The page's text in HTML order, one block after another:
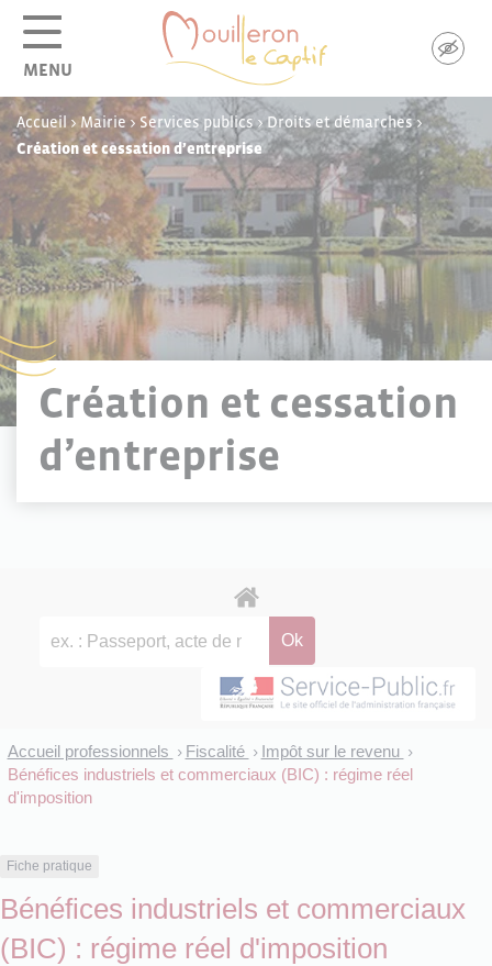
MENU
Accueil >Mairie> Services publics>Droits et démarches>
Création et cessation d’entreprise
Création et cessation
d’entreprise
Accueil professionnels > Fiscalité > Impôt sur le revenu >
Bénéfices industriels et commerciaux (BIC) : régime réel
d'imposition
Fiche pratique
Bénéfices industriels et commerciaux
(BIC) : régime réel d'imposition
Panneau de gestion des cookies